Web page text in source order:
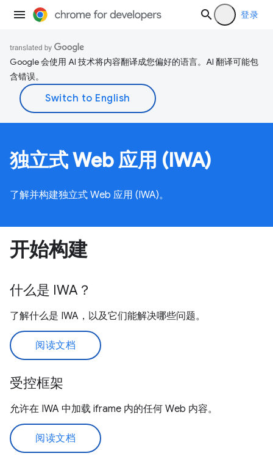
登录
Google 会使用 AI 技术将内容翻译成您偏好的语言。AI 翻译可能包
含错误。
独立式 Web 应用 (IWA)
了解并构建独立式 Web 应用 (IWA)。
开始构建
什么是 IWA？
了解什么是 IWA，以及它们能解决哪些问题。
阅读文档
受控框架
允许在 IWA 中加载 iframe 内的任何 Web 内容。
阅读文档